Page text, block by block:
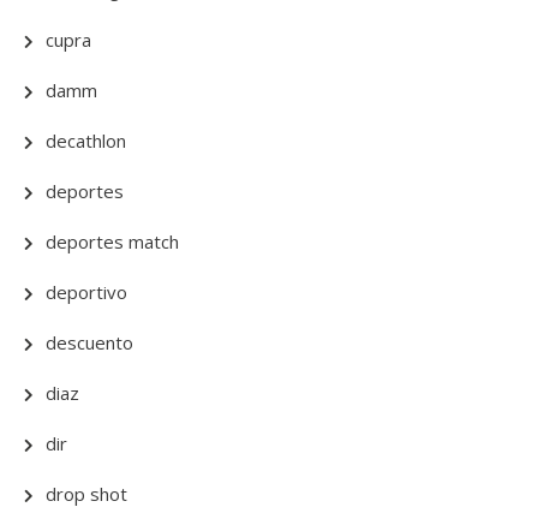
cupra
damm
decathlon
deportes
deportes match
deportivo
descuento
diaz
dir
drop shot